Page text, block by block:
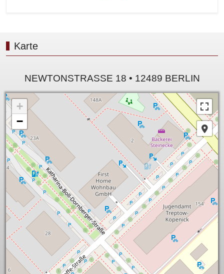
Karte
NEWTONSTRASSE 18 • 12489 BERLIN
+
−